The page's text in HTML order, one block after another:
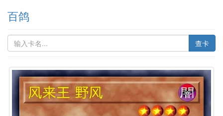
百鸽
查卡